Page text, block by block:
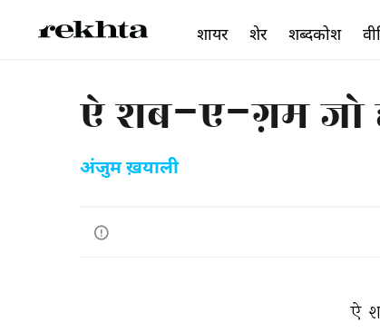
ऐ शब-ए-ग़म जो
अंजुम ख़याली
ऐ
शायर शेर शब्दकोश